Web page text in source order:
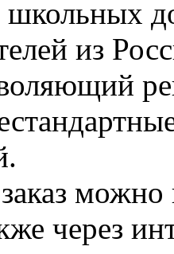
из
можно
через